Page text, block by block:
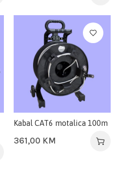
Kabal CAT6 motalica 100m
361,00 KM